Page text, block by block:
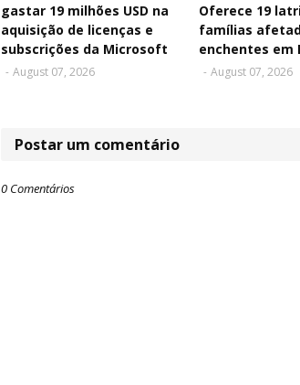
gastar 19 milhões USD na
aquisição de licenças e
subscrições da Microsoft
- August 07, 2026
Oferece 19
famílias
enchentes em
- August 07, 2026
Postar um comentário
0 Comentários